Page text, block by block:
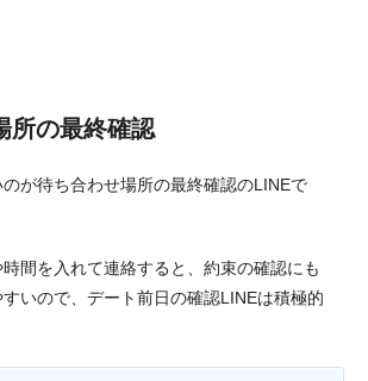
所の最終確認
が待ち合わせ場所の最終確認のLINEで
間を入れて連絡すると、約束の確認にも
いので、デート前日の確認LINEは積極的